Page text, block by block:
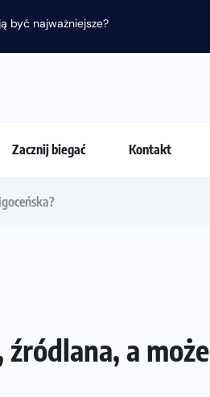
być najważniejsze?
Zacznij biegać Kontakt
a może